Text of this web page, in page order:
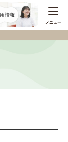
メニュー